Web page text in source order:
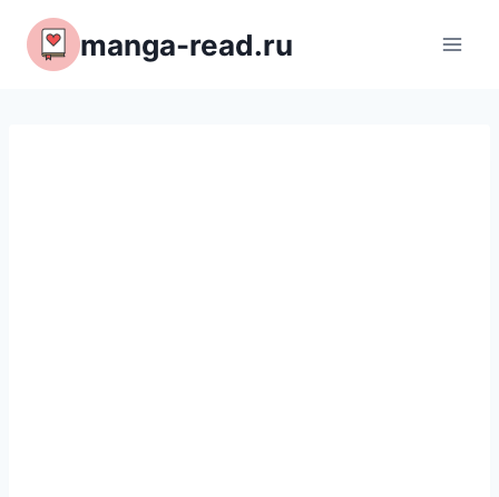
Перейти
содержимому
manga-read.ru